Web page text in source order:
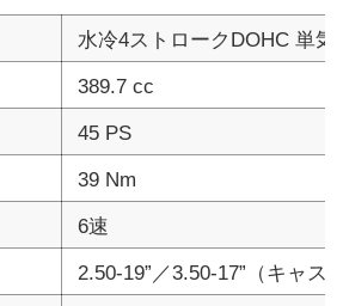
水冷4ストロークDOHC 単気
389.7 cc
45 PS
39 Nm
6速
2.50-19”／3.50-17”（キャス